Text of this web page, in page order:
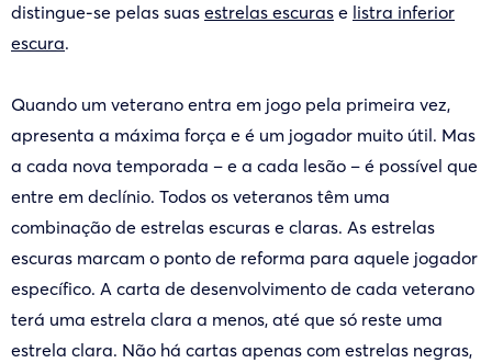
distingue-se pelas suas estrelas escuras e listra inferior
escura.
Quando um veterano entra em jogo pela primeira vez,
apresenta a máxima força e é um jogador muito útil. Mas
a cada nova temporada – e a cada lesão – é possível que
entre em declínio. Todos os veteranos têm uma
combinação de estrelas escuras e claras. As estrelas
escuras marcam o ponto de reforma para aquele jogador
específico. A carta de desenvolvimento de cada veterano
terá uma estrela clara a menos, até que só reste uma
estrela clara. Não há cartas apenas com estrelas negras,